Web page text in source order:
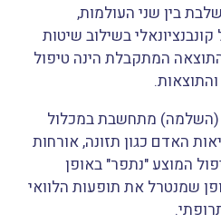
בין שני העולמות,
בשילוב שיטות
המתקבלת הינה טיפול
(השלמה) מתחשבת במכלול
האדם כגון תזונה, אורחות
המוצע "נתפר" באופן
שמנטרל את תופעות הלוואי